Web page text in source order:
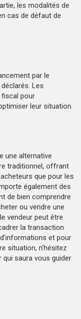
les modalités de
cas de défaut de
par le
Les
pour
leur situation.
une alternative
traditionnel, offrant
que pour les
également des
de bien comprendre
ou vendre une
vendeur peut être
la transaction
et pour
situation, n’hésitez
saura vous guider